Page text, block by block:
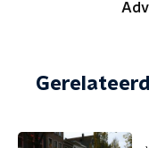
Gerelateerd